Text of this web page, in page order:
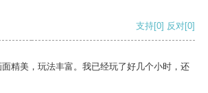
支持[0] 反对[0]
精美，玩法丰富。我已经玩了好几个小时，还